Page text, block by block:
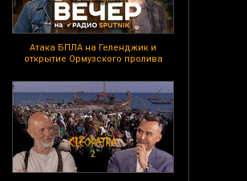
Атака БПЛА на Геленджик и
открытие Ормузского пролива